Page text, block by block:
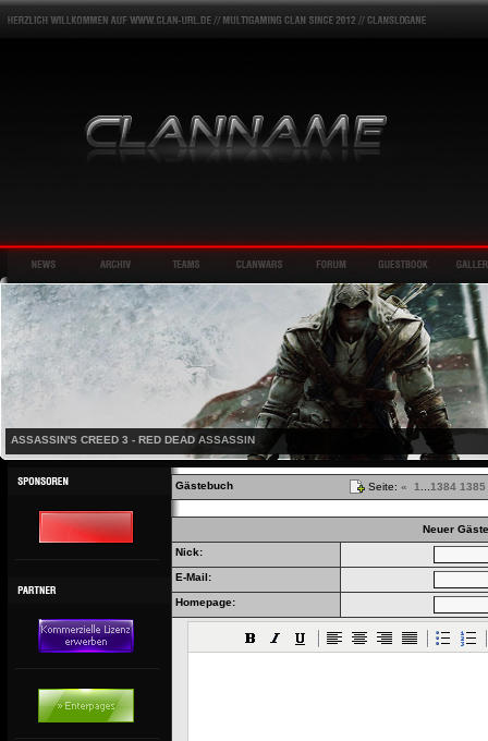
ASSASSIN'S CREED 3 - RED DEAD ASSASSIN
Gästebuch Seite: « 1 1384 1385
Neuer
Nick:
E-Mail:
Homepage: